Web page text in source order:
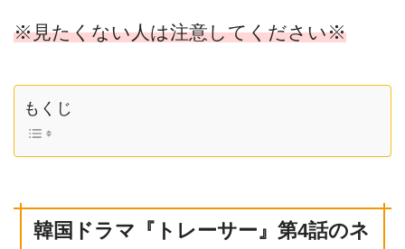
※見たくない人は注意してください※
もくじ
韓国ドラマ 『 トレーサー』第4話のネ